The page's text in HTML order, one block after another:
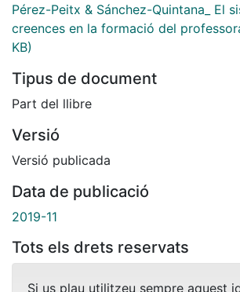
Pérez-Peitx & Sánchez-Quintana_ El
creences en la formació del
KB)
Tipus de document
Part del llibre
Versió
Versió publicada
Data de publicació
2019-11
Tots els drets reservats
Si us plau utilitzeu sempre aquest